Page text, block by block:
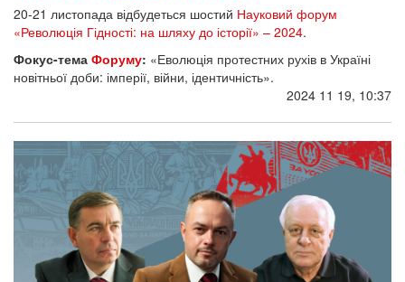
20-21 листопада відбудеться шостий Науковий форум
«Революція Гідності: на шляху до історії» – 2024.
Фокус-тема Форуму: «Еволюція протестних рухів в Україні
новітньої доби: імперії, війни, ідентичність».
2024 11 19, 10:37